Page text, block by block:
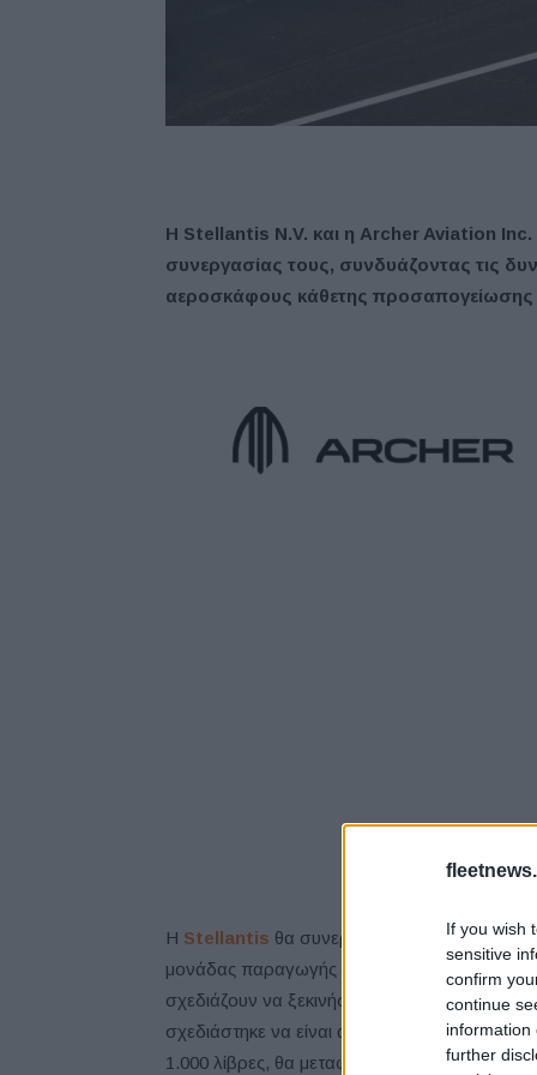
If you wish
sensitive
confirm
continue
information
further
Η Stellantis N.V. και η Archer Aviation
συνεργασίας τους, συνδυάζοντας τις
αεροσκάφους κάθετης
Η Stellantis θα συνεργαστεί με την Archer
μονάδας παραγωγής της Archer στο Covington
σχεδιάζουν να ξεκινήσουν την κατασκευή
σχεδιάστηκε να είναι ασφαλές, βιώσιμο,
1.000 λίβρες, θα μεταφέρει τέσσερις